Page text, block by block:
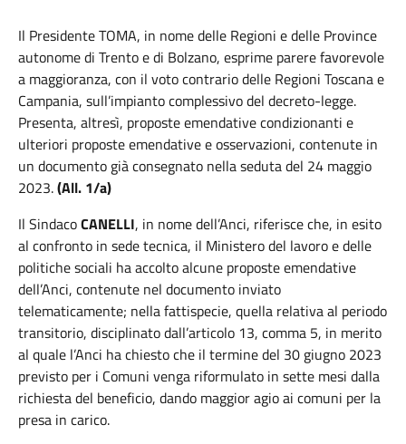
Il PresidenteTOMA, in nome delle Regioni e delle Province
autonome di Trento e di Bolzano, esprime parere favorevole
a maggioranza, con il voto contrario delle Regioni Toscana e
Campania, sull’impianto complessivo del decreto-legge.
Presenta, altresì, proposte emendative condizionanti e
ulteriori proposte emendative e osservazioni, contenute in
un documento già consegnato nella seduta del 24 maggio
2023.(All. 1/a)
Il SindacoCANELLI, in nome dell’Anci, riferisce che, in esito
al confronto in sede tecnica, il Ministero del lavoro e delle
politiche sociali ha accolto alcune proposte emendative
dell’Anci, contenute nel documento inviato
telematicamente; nella fattispecie, quella relativa al periodo
transitorio, disciplinato dall’articolo 13, comma 5, in merito
al quale l’Anci ha chiesto che il termine del 30 giugno 2023
previsto per i Comuni venga riformulato in sette mesi dalla
richiesta del beneficio, dando maggior agio ai comuni per la
presa in carico.